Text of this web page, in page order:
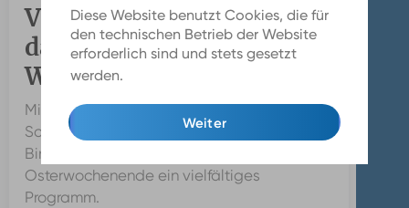
Diese Website benutzt Cookies, die für
den technischen Betrieb der Website
erforderlich sind und stets gesetzt
werden.
Weiter
Veranstaltungstipps für
das erste April-
Wochenende
Mit schillernden Partynächten,
Schlossführungen und einem besonderen
Bingo-Abend bietet Düsseldorf am
Osterwochenende ein vielfältiges
Programm.